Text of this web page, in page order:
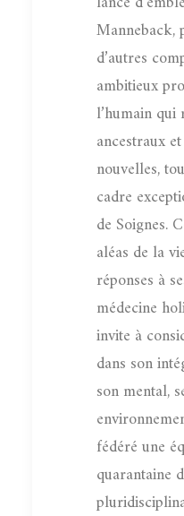
Manneback,
d’autres
ambitieux
l’humain
ancestraux
nouvelles,
cadre
de Soignes.
aléas de la
réponses à
médecine
invite à
dans son
son mental,
fédéré une
quarantaine